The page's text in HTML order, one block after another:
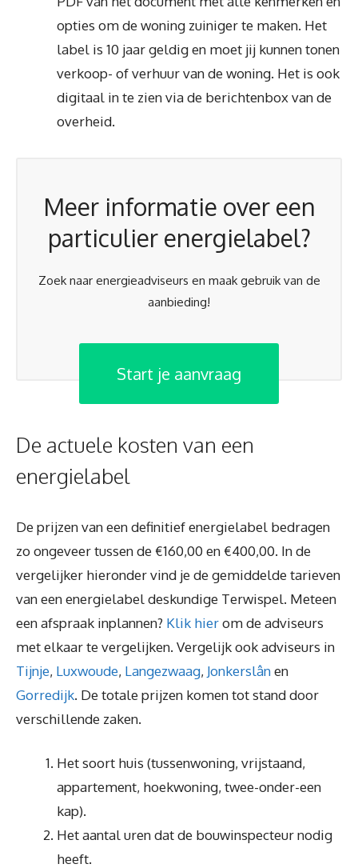
opties om de woning zuiniger te maken. Het
label is 10 jaar geldig en moet jij kunnen tonen
verkoop- of verhuur van de woning. Het is ook
digitaal in te zien via de berichtenbox van de
overheid.
Meer informatie over een
particulier energielabel?
Zoek naar energieadviseurs en maak gebruik van de
aanbieding!
Start je aanvraag
De actuele kosten van een
energielabel
De prijzen van een definitief energielabel bedragen
zo ongeveer tussen de €160,00 en €400,00. In de
vergelijker hieronder vind je de gemiddelde tarieven
van een energielabel deskundige Terwispel. Meteen
een afspraak inplannen? Klik hierom de adviseurs
met elkaar te vergelijken. Vergelijk ook adviseurs in
Tijnje, Luxwoude, Langezwaag, Jonkerslânen
Gorredijk. De totale prijzen komen tot stand door
verschillende zaken.
Het soort huis (tussenwoning, vrijstaand,
appartement, hoekwoning, twee-onder-een
kap).
Het aantal uren dat de bouwinspecteur nodig
heeft.